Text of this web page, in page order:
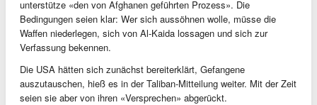
unterstütze «den von Afghanen geführten Prozess». Die
Bedingungen seien klar: Wer sich aussöhnen wolle, müsse die
Waffen niederlegen, sich von Al-Kaida lossagen und sich zur
Verfassung bekennen.
Die USA hätten sich zunächst bereiterklärt, Gefangene
auszutauschen, hieß es in der Taliban-Mitteilung weiter. Mit der Zeit
seien sie aber von ihren «Versprechen» abgerückt.